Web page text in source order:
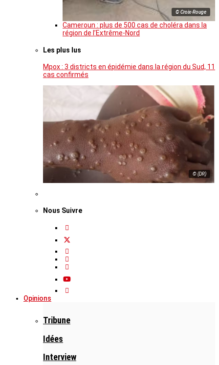
© Croix-Rouge
Cameroun : plus de 500 cas de choléra dans la
région de l’Extrême-Nord
Les plus lus
Mpox : 3 districts en épidémie dans la région du Sud, 11
cas confirmés
© (DR)
Nous Suivre
Opinions
Tribune
Idées
Interview